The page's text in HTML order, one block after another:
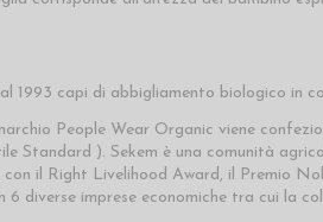
1993 capi di abbigliamento biologico in
People Wear Organic viene
Standard ). Sekem è una comunità
il Right Livelihood Award, il Premio
6 diverse imprese economiche tra cui la